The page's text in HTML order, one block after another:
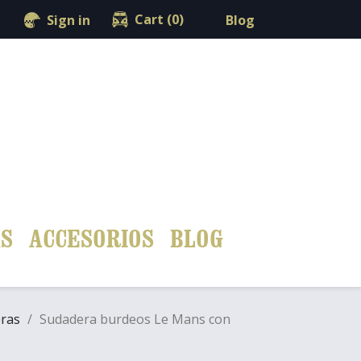
 Sign in shopping_cart Cart (0) Blog
ACCESORIOS BLOG
Sudadera burdeos Le Mans con